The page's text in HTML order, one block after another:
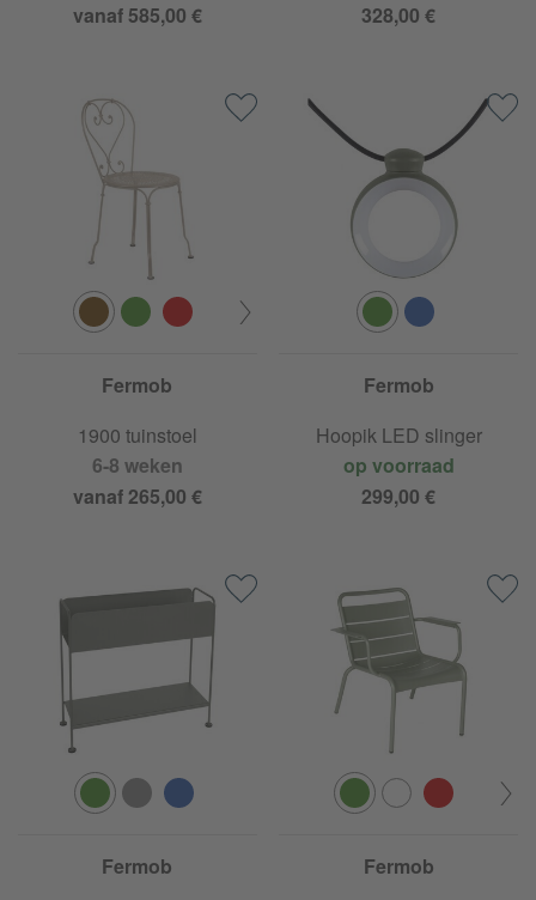
vanaf 585,00 €
328,00 €
Fermob
1900 tuinstoel
6-8 weken
vanaf 265,00 €
Fermob
Hoopik LED slinger
op voorraad
299,00 €
Fermob
Fermob